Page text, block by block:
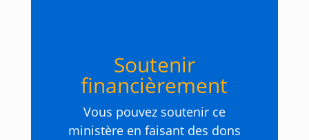
Soutenir
financièrement
Vous pouvez soutenir ce
ministère en faisant des dons